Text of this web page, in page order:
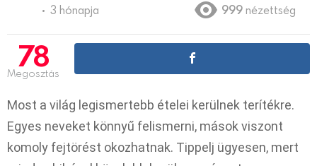
3 hónapja 999 nézettség
78
Megosztás
Most a világ legismertebb ételei kerülnek terítékre.
Egyes neveket könnyű felismerni, mások viszont
komoly fejtörést okozhatnak. Tippelj ügyesen, mert